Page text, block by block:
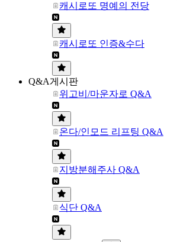
캐시로또 명예의 전당
캐시로또 인증&수다
Q&A게시판
위고비/마운자로 Q&A
온다/인모드 리프팅 Q&A
지방분해주사 Q&A
식단 Q&A